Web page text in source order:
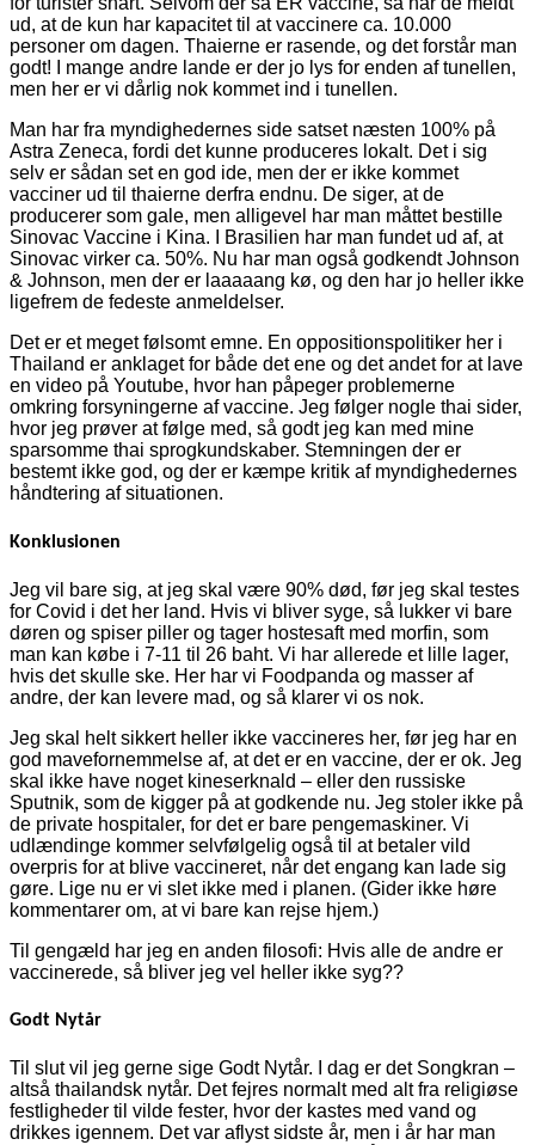
ud, at de kun har kapacitet til at vaccinere ca. 10.000
personer om dagen. Thaierne er rasende, og det forstår man
godt! I mange andre lande er der jo lys for enden af tunellen,
men her er vi dårlig nok kommet ind i tunellen.
Man har fra myndighedernes side satset næsten 100% på
Astra Zeneca, fordi det kunne produceres lokalt. Det i sig
selv er sådan set en god ide, men der er ikke kommet
vacciner ud til thaierne derfra endnu. De siger, at de
producerer som gale, men alligevel har man måttet bestille
Sinovac Vaccine i Kina. I Brasilien har man fundet ud af, at
Sinovac virker ca. 50%. Nu har man også godkendt Johnson
& Johnson, men der er laaaaang kø, og den har jo heller ikke
ligefrem de fedeste anmeldelser.
Det er et meget følsomt emne. En oppositionspolitiker her i
Thailand er anklaget for både det ene og det andet for at lave
en video på Youtube, hvor han påpeger problemerne
omkring forsyningerne af vaccine. Jeg følger nogle thai sider,
hvor jeg prøver at følge med, så godt jeg kan med mine
sparsomme thai sprogkundskaber. Stemningen der er
bestemt ikke god, og der er kæmpe kritik af myndighedernes
håndtering af situationen.
Konklusionen
Jeg vil bare sig, at jeg skal være 90% død, før jeg skal testes
for Covid i det her land. Hvis vi bliver syge, så lukker vi bare
døren og spiser piller og tager hostesaft med morfin, som
man kan købe i 7-11 til 26 baht. Vi har allerede et lille lager,
hvis det skulle ske. Her har vi Foodpanda og masser af
andre, der kan levere mad, og så klarer vi os nok.
Jeg skal helt sikkert heller ikke vaccineres her, før jeg har en
god mavefornemmelse af, at det er en vaccine, der er ok. Jeg
skal ikke have noget kineserknald – eller den russiske
Sputnik, som de kigger på at godkende nu. Jeg stoler ikke på
de private hospitaler, for det er bare pengemaskiner. Vi
udlændinge kommer selvfølgelig også til at betaler vild
overpris for at blive vaccineret, når det engang kan lade sig
gøre. Lige nu er vi slet ikke med i planen. (Gider ikke høre
kommentarer om, at vi bare kan rejse hjem.)
Til gengæld har jeg en anden filosofi: Hvis alle de andre er
vaccinerede, så bliver jeg vel heller ikke syg??
Godt Nytår
Til slut vil jeg gerne sige Godt Nytår. I dag er det Songkran –
altså thailandsk nytår. Det fejres normalt med alt fra religiøse
festligheder til vilde fester, hvor der kastes med vand og
drikkes igennem. Det var aflyst sidste år, men i år har man